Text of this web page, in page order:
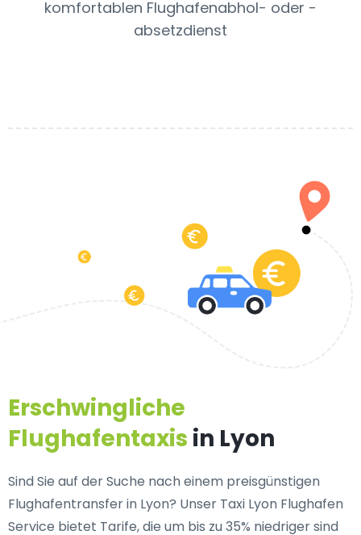
komfortablen Flughafenabhol- oder -
absetzdienst
Erschwingliche
Flughafentaxis in Lyon
Sind Sie auf der Suche nach einem preisgünstigen
Flughafentransfer in Lyon? Unser Taxi Lyon Flughafen
Service bietet Tarife, die um bis zu 35% niedriger sind